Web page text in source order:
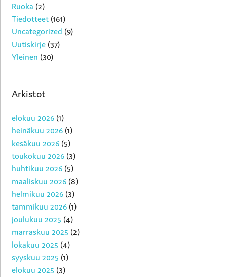
Ruoka (2)
Tiedotteet (161)
Uncategorized (9)
Uutiskirje (37)
Yleinen (30)
Arkistot
elokuu 2026 (1)
heinäkuu 2026 (1)
kesäkuu 2026 (5)
toukokuu 2026 (3)
huhtikuu 2026 (5)
maaliskuu 2026 (8)
helmikuu 2026 (3)
tammikuu 2026 (1)
joulukuu 2025 (4)
marraskuu 2025 (2)
lokakuu 2025 (4)
syyskuu 2025 (1)
elokuu 2025 (3)